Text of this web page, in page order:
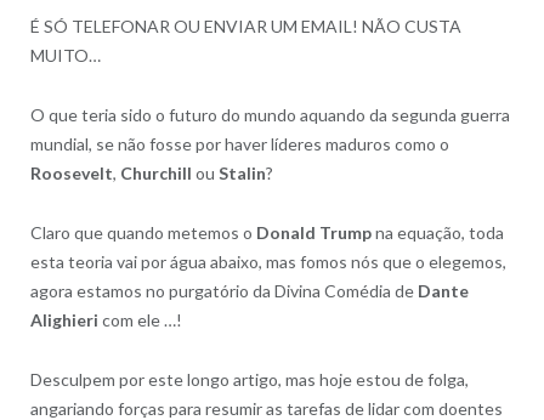
É SÓ TELEFONAR OU ENVIAR UM EMAIL! NÃO CUSTA
MUITO…
O que teria sido o futuro do mundo aquando da segunda guerra
mundial, se não fosse por haver líderes maduros como o
Roosevelt, Churchill ou Stalin?
Claro que quando metemos o Donald Trumpna equação, toda
esta teoria vai por água abaixo, mas fomos nós que o elegemos,
agora estamos no purgatório da Divina Comédia de Dante
Alighieri com ele …!
Desculpem por este longo artigo, mas hoje estou de folga,
angariando forças para resumir as tarefas de lidar com doentes